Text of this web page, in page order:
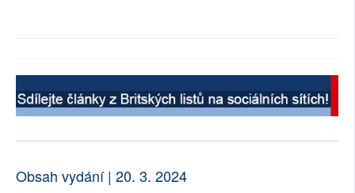
Obsah vydání | 20. 3. 2024